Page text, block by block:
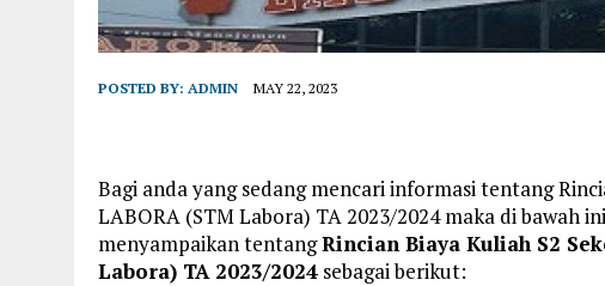
POSTED BY: ADMIN MAY 22, 2023
Bagi anda yang sedang mencari informasi tentang
LABORA (STM Labora) TA 2023/2024 maka di bawah
menyampaikan tentangRincian Biaya Kuliah S2
Labora) TA 2023/2024 sebagai berikut: